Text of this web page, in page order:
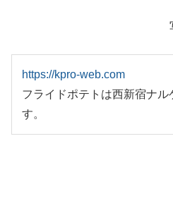
https://kpro-web.com
フライドポテトは西新宿ナ
す。